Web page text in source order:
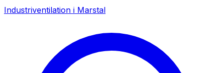
Industriventilation i Marstal